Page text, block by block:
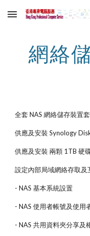
Skip to main content
網絡
全套 NAS 網絡儲存裝置
供應及安裝 Synology
供應及安裝 兩顆 1TB 硬
設定內部局域網絡存取及
- NAS 基本系統設置
- NAS 使用者帳號及使用
- NAS 共用資料夾分享及